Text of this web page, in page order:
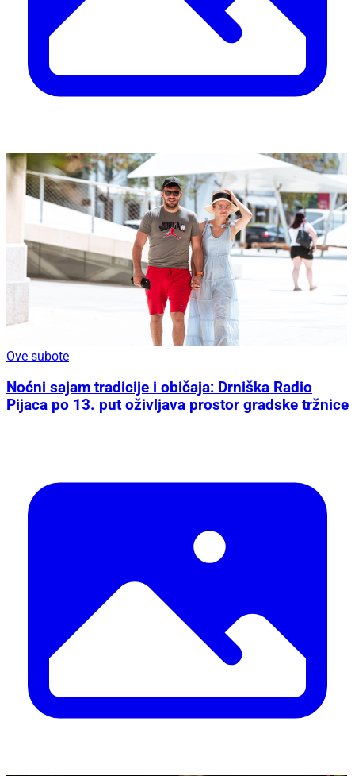
Ove subote
Noćni sajam tradicije i običaja: Drniška Radio
Pijaca po 13. put oživljava prostor gradske tržnice